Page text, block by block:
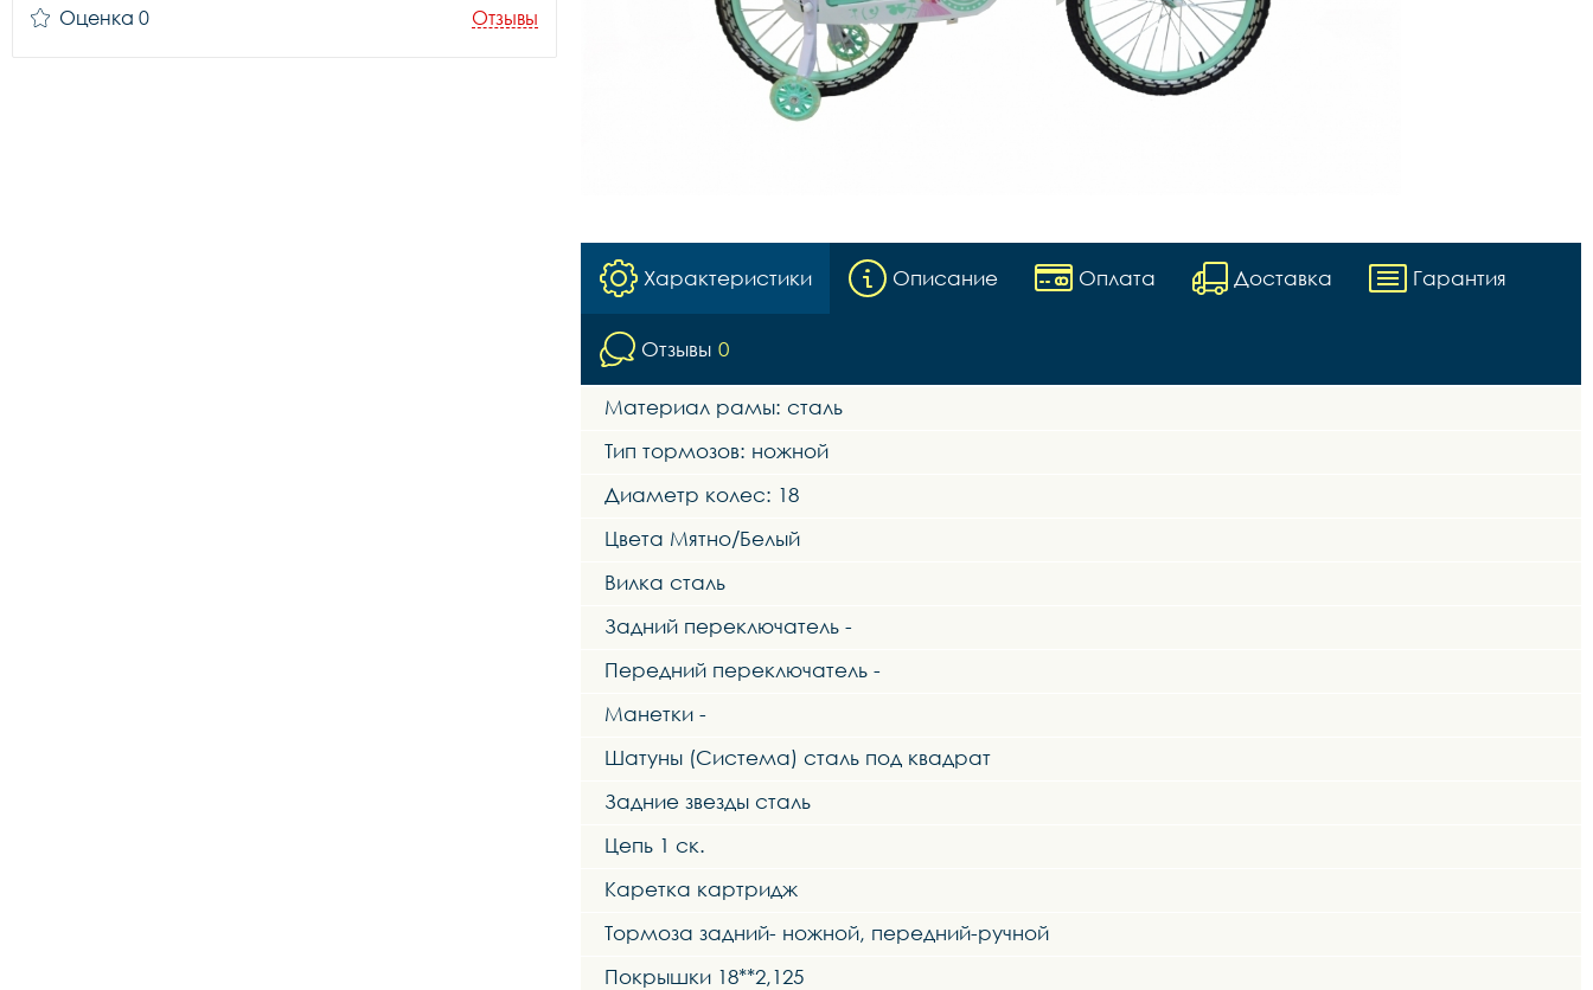
Оценка 0
Отзывы
Характеристики Описание Оплата Доставка Гарантия
Отзывы 0
Материал рамы: сталь
Тип тормозов: ножной
Диаметр колес: 18
Цвета Мятно/Белый
Вилка сталь
Задний переключатель -
Передний переключатель -
Манетки -
Шатуны (Система) сталь под квадрат
Задние звезды сталь
Цепь 1 ск.
Каретка картридж
Тормоза задний- ножной, передний-ручной
Покрышки 18**2,125